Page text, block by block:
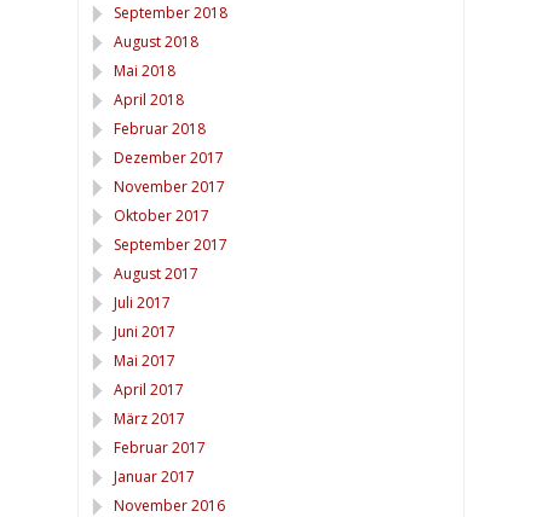
September 2018
August 2018
Mai 2018
April 2018
Februar 2018
Dezember 2017
November 2017
Oktober 2017
September 2017
August 2017
Juli 2017
Juni 2017
Mai 2017
April 2017
März 2017
Februar 2017
Januar 2017
November 2016